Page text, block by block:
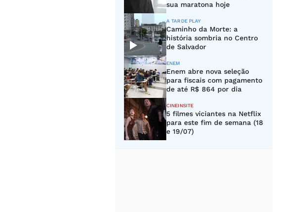
sua maratona hoje
A TARDE PLAY
Caminho da Morte: a
história sombria no Centro
de Salvador
ENEM
Enem abre nova seleção
para fiscais com pagamento
de até R$ 864 por dia
CINEINSITE
5 filmes viciantes na Netflix
para este fim de semana (18
e 19/07)